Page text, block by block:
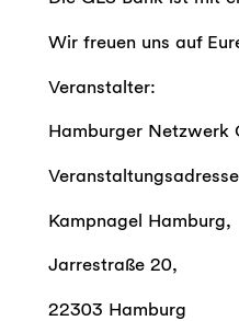
Wir freuen uns auf
Veranstalter:
Hamburger Netzwerk
Veranstaltungsadresse
Kampnagel Hamburg,
Jarrestraße 20,
22303 Hamburg